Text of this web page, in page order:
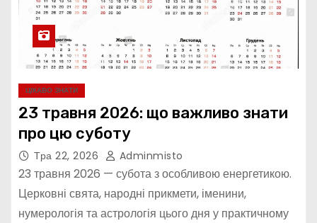
ЦІКАВО ЗНАТИ
23 травня 2026: що важливо знати
про цю суботу
Тра 22, 2026 Adminmisto
23 травня 2026 — субота з особливою енергетикою.
Церковні свята, народні прикмети, іменини,
нумерологія та астрологія цього дня у практичному